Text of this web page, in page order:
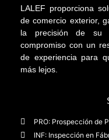
LALEF proporciona
de comercio exterior,
la precisión de su
compromiso con un
de experiencia para
más lejos.
PRO: Prospección de
INF: Inspección en